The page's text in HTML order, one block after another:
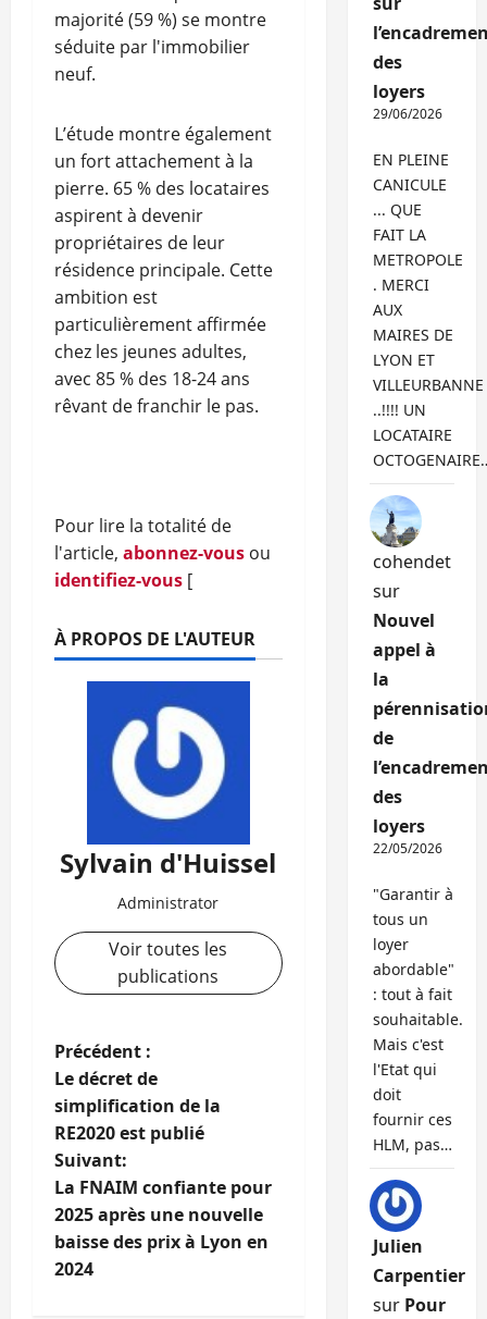
majorité (59 %) se montre
séduite par l'immobilier
neuf.
L’étude montre également
un fort attachement à la
pierre. 65 % des locataires
aspirent à devenir
propriétaires de leur
résidence principale. Cette
ambition est
particulièrement affirmée
chez les jeunes adultes,
avec 85 % des 18-24 ans
rêvant de franchir le pas.
Pour lire la totalité de
l'article, abonnez-vous ou
identifiez-vous [
À PROPOS DE L'AUTEUR
Sylvain d'Huissel
Administrator
Voir toutes les
publications
N
a
v
i
g
a
Précédent :
Le décret de
simplification de la
RE2020 est publié
Suivant:
La FNAIM confiante pour
2025 après une nouvelle
baisse des prix à Lyon en
2024
des
loyers
29/06/2026
EN PLEINE
CANICULE
... QUE
FAIT LA
METROPOLE
. MERCI
AUX
MAIRES DE
LYON ET
VILLEURBANNE
..!!!! UN
LOCATAIRE
cohendet
sur
Nouvel
appel à
la
de
des
loyers
22/05/2026
"Garantir à
tous un
loyer
abordable"
: tout à fait
souhaitable.
Mais c'est
l'Etat qui
doit
fournir ces
HLM, pas…
Julien
Carpentier
sur Pour